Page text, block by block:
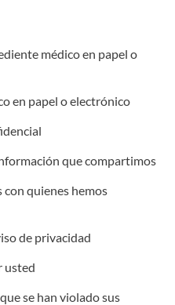
médico en papel o
en papel o electrónico
que compartimos
con quienes hemos
de privacidad
usted
se han violado sus